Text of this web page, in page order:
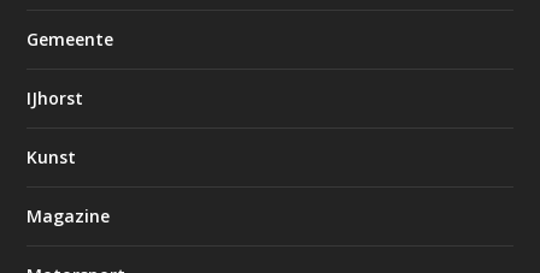
Gemeente
IJhorst
Kunst
Magazine